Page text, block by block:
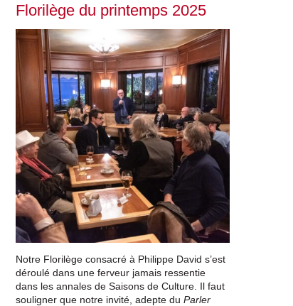
Florilège du printemps 2025
Notre Florilège consacré à Philippe David s’est
déroulé dans une ferveur jamais ressentie
dans les annales de Saisons de Culture. Il faut
souligner que notre invité, adepte du Parler